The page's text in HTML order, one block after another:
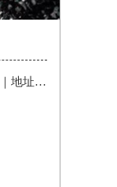
亲身探访欧米茄天津官方售后中心｜地址报修全流程真实经历（2026年6月最新）